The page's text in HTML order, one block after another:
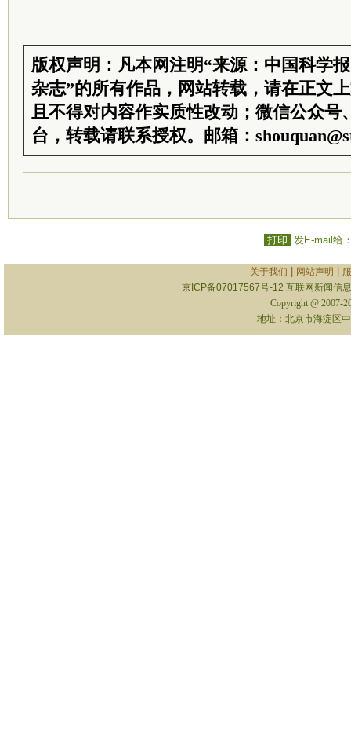
版权声明：凡本网注明“来源：中国科学
杂志”的所有作品，网站转载，请在正文
且不得对内容作实质性改动；微信公众号
台，转载请联系授权。邮箱：
打印 发E-mail给
关于我们 网站声明
京ICP备07017567号-12 互联网新闻信
Copyright @ 2007-
地址：北京市海淀区